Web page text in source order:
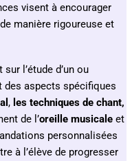
visent à encourager
manière rigoureuse et
l’étude d’un ou
des aspects spécifiques
, les techniques de chant,
de l’oreille musicale et
personnalisées
à l’élève de progresser